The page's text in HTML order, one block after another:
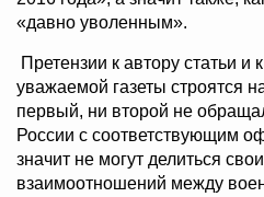
«давно уволенным».
Претензии к автору статьи и
уважаемой газеты строятся
первый, ни второй не
России с соответствующим
значит не могут делиться
взаимоотношений между